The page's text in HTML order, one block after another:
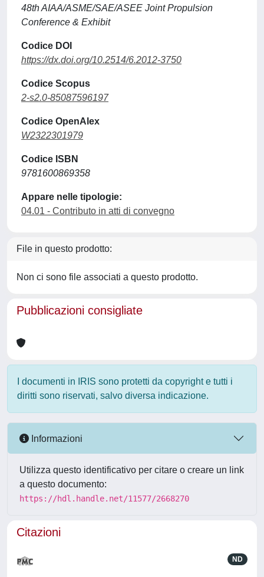
48th AIAA/ASME/SAE/ASEE Joint Propulsion
Conference & Exhibit
Codice DOI
https://dx.doi.org/10.2514/6.2012-3750
Codice Scopus
2-s2.0-85087596197
Codice OpenAlex
W2322301979
Codice ISBN
9781600869358
Appare nelle tipologie:
04.01 - Contributo in atti di convegno
File in questo prodotto:
Non ci sono file associati a questo prodotto.
Pubblicazioni consigliate
I documenti in IRIS sono protetti da copyright e tutti i
diritti sono riservati, salvo diversa indicazione.
Informazioni
Utilizza questo identificativo per citare o creare un link
a questo documento:
https://hdl.handle.net/11577/2668270
Citazioni
ND